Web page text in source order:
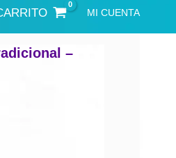
MI CUENTA
–